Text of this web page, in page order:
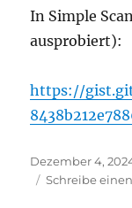
In Simple
ausprobiert):
https://
Veröffentlicht
am
Dezember 4,
Schreibe